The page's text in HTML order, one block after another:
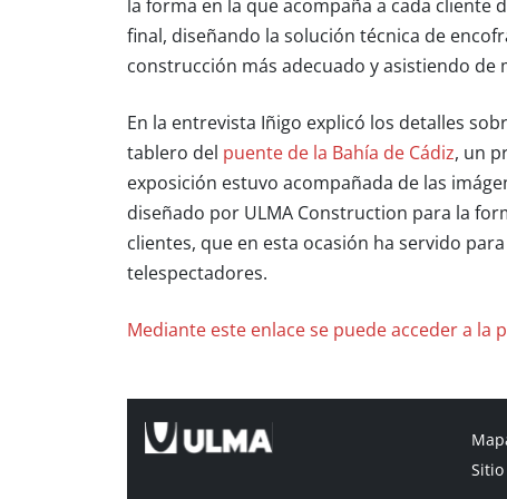
la forma en la que acompaña a cada cliente
final, diseñando la solución técnica de
construcción más adecuado y asistiendo
En la entrevista Iñigo explicó los detalles
tablero del puente de la Bahía de Cádiz, un
exposición estuvo acompañada de las
diseñado por ULMA Construction para la
clientes, que en esta ocasión ha servido
telespectadores.
Mediante este enlace se puede acceder a la
Sitio